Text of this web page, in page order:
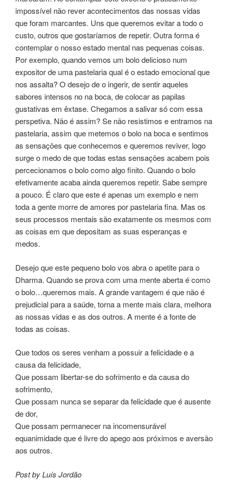
impossível não rever acontecimentos das nossas vidas
que foram marcantes. Uns que queremos evitar a todo o
custo, outros que gostaríamos de repetir. Outra forma é
contemplar o nosso estado mental nas pequenas coisas.
Por exemplo, quando vemos um bolo delicioso num
expositor de uma pastelaria qual é o estado emocional que
nos assalta? O desejo de o ingerir, de sentir aqueles
sabores intensos no na boca, de colocar as papilas
gustativas em êxtase. Chegamos a salivar só com essa
perspetiva. Não é assim? Se não resistimos e entramos na
pastelaria, assim que metemos o bolo na boca e sentimos
as sensações que conhecemos e queremos reviver, logo
surge o medo de que todas estas sensações acabem pois
percecionamos o bolo como algo finito. Quando o bolo
efetivamente acaba ainda queremos repetir. Sabe sempre
a pouco. É claro que este é apenas um exemplo e nem
toda a gente morre de amores por pastelaria fina. Mas os
seus processos mentais são exatamente os mesmos com
as coisas em que depositam as suas esperanças e
medos.
Desejo que este pequeno bolo vos abra o apetite para o
Dharma. Quando se prova com uma mente aberta é como
o bolo…queremos mais. A grande vantagem é que não é
prejudicial para a saúde, torna a mente mais clara, melhora
as nossas vidas e as dos outros. A mente é a fonte de
todas as coisas.
Que todos os seres venham a possuir a felicidade e a
causa da felicidade,
Que possam libertar-se do sofrimento e da causa do
sofrimento,
Que possam nunca se separar da felicidade que é ausente
de dor,
Que possam permanecer na incomensurável
equanimidade que é livre do apego aos próximos e aversão
aos outros.
Post by Luís Jordão